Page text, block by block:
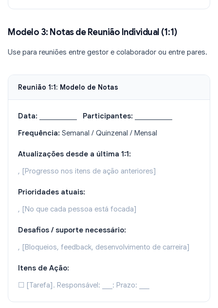
Modelo 3: Notas de Reunião Individual (1:1)
Use para reuniões entre gestor e colaborador ou entre pares.
Reunião 1:1: Modelo de Notas
Data: Participantes:
Frequência: Semanal / Quinzenal / Mensal
Atualizações desde a última 1:1:
, [Progresso nos itens de ação anteriores]
Prioridades atuais:
, [No que cada pessoa está focada]
Desafios / suporte necessário:
, [Bloqueios, feedback, desenvolvimento de carreira]
Itens de Ação:
☐ [Tarefa]. Responsável: ___: Prazo: ___